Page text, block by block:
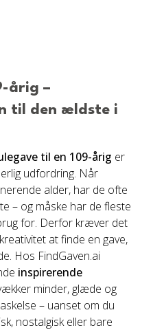
årig –
til den ældste i
til en 109-årig er
udfordring. Når
alder, har de ofte
– og måske har de fleste
for. Derfor kræver det
at finde en gave,
Hos FindGaven.ai
inspirerende
minder, glæde og
– uanset om du
nostalgisk eller bare